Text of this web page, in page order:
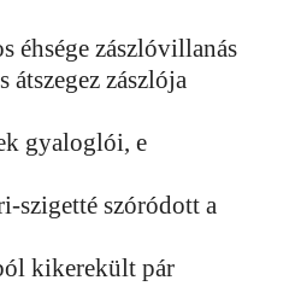
éhsége zászlóvillanás
átszegez zászlója
gyaloglói, e
szigetté szóródott a
kikerekült pár